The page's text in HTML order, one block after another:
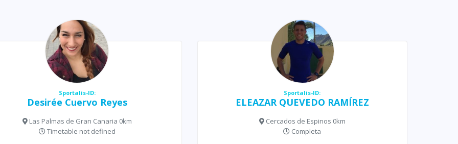
Sportalis-ID:
Desirée Cuervo Reyes
Las Palmas de Gran Canaria 0km
Timetable not defined
Sportalis-ID:
ELEAZAR QUEVEDO RAMÍREZ
Cercados de Espinos 0km
Completa